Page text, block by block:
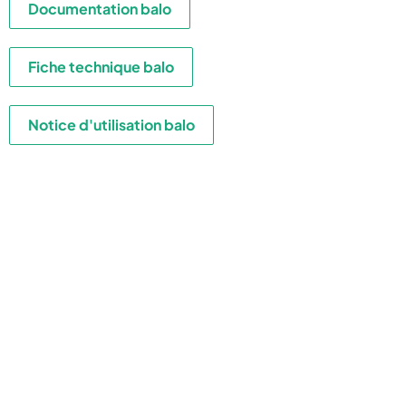
Documentation balo
Fiche technique balo
Notice d'utilisation balo